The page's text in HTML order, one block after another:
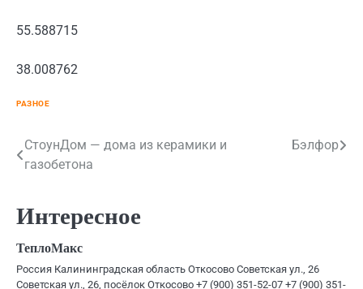
55.588715
38.008762
РАЗНОЕ
Навигация
записям
СтоунДом — дома из керамики и
газобетона
Бэлфор
Интересное
ТеплоМакс
Россия Калининградская область Откосово Советская ул., 26
Советская ул., 26, посёлок Откосово +7 (900) 351-52-07 +7 (900) 351-